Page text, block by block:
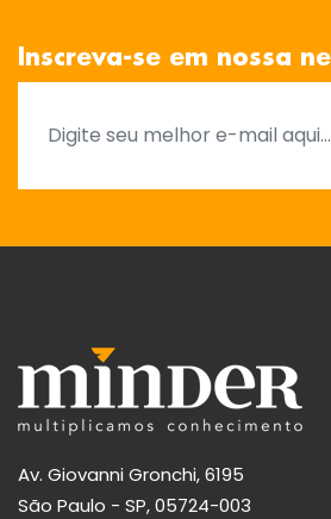
Inscreva-se em nossa
Av. Giovanni Gronchi, 6195
São Paulo - SP, 05724-003